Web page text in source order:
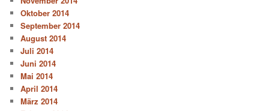
Oktober 2014
September 2014
August 2014
Juli 2014
Juni 2014
Mai 2014
April 2014
März 2014